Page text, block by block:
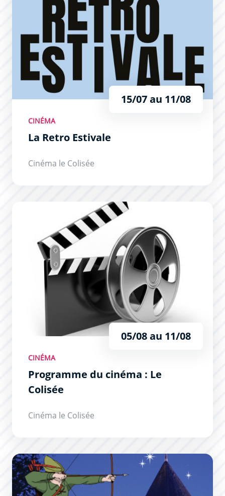
15/07 au 11/08
CINÉMA
La Retro Estivale
Cinéma le Colisée
Programme du cinéma : Le Colisée
05/08 au 11/08
CINÉMA
Programme du cinéma : Le
Colisée
Cinéma le Colisée
Cinéma au château : Robin des Bois